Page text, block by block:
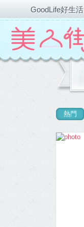
GoodLife好生活
熱門